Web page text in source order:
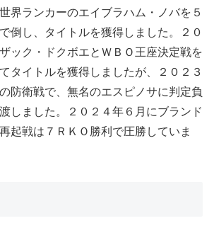
界ランカーのエイブラハム・ノバを５
倒し、タイトルを獲得しました。２０
ック・ドクボエとＷＢＯ王座決定戦を
タイトルを獲得しましたが、２０２３
防衛戦で、無名のエスピノサに判定負
しました。２０２４年６月にブランド
起戦は７ＲＫＯ勝利で圧勝していま